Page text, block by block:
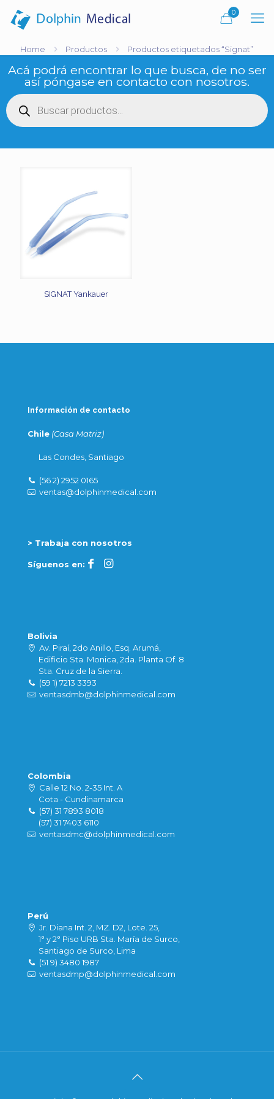
0
Home Productos Productos etiquetados “Signat”
Acá podrá encontrar lo que busca, de no ser
así póngase en contacto con nosotros.
Búsqueda
de
productos
SIGNAT Yankauer
Información de contacto
Chile (Casa Matriz)
Las Condes, Santiago
(56 2) 2952 0165
ventas@dolphinmedical.com
> Trabaja con nosotros
Síguenos en:
Bolivia
Av. Piraí, 2do Anillo, Esq. Arumá,
Edificio Sta. Monica, 2da. Planta Of. 8
Sta. Cruz de la Sierra.
(59 1) 7213 3393
ventasdmb@dolphinmedical.com
Colombia
Calle 12 No. 2-35 Int. A
Cota - Cundinamarca
(57) 31 7893 8018
(57) 31 7403 6110
ventasdmc@dolphinmedical.com
Perú
Jr. Diana Int. 2, MZ. D2, Lote. 25,
1° y 2° Piso URB Sta. María de Surco,
Santiago de Surco, Lima
(51 9) 3480 1987
ventasdmp@dolphinmedical.com